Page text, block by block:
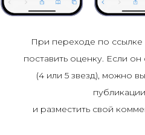
При переходе по ссылке
поставить оценку. Если
(4 или 5 звезд), можно
и разместить свой